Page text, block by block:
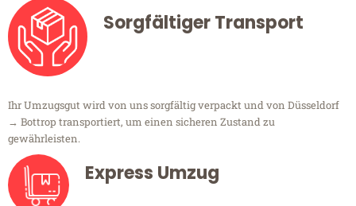
Sorgfältiger Transport
Ihr Umzugsgut wird von uns sorgfältig verpackt und von Düsseldorf
→ Bottrop transportiert, um einen sicheren Zustand zu
gewährleisten.
Express Umzug